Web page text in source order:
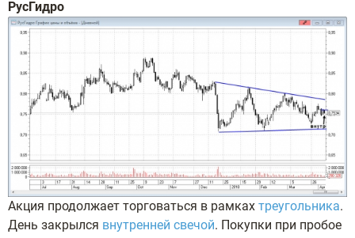
РусГидро
Акция продолжает торговаться в рамках треугольника.
День закрылся внутренней свечой. Покупки при пробое